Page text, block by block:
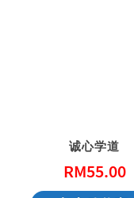
诚心学道
RM55.00